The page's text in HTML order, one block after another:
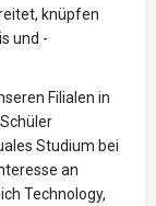
knüpfen
und -
Filialen in
Studium bei
an
Technology,